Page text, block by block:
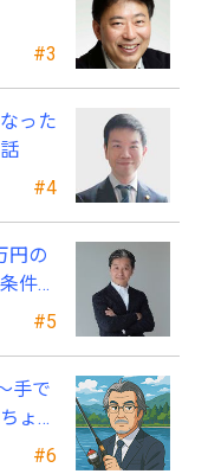
#3
#4
った
#5
円の
件通
#6
手で
ょっ